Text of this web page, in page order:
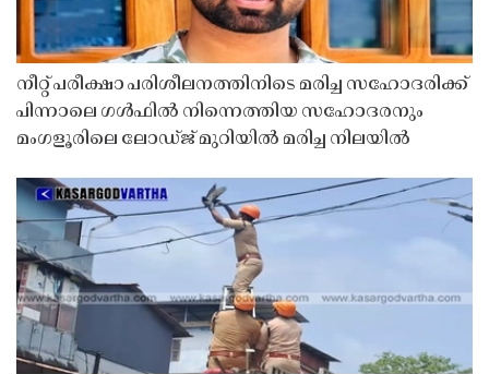
നീറ്റ് പരീക്ഷാ പരിശീലനത്തിനിടെ മരിച്ച സഹോദരിക്ക്
പിന്നാലെ ഗൾഫിൽ നിന്നെത്തിയ സഹോദരനും
മംഗളൂരിലെ ലോഡ്ജ് മുറിയിൽ മരിച്ച നിലയിൽ